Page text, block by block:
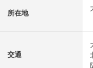
所在地
交通